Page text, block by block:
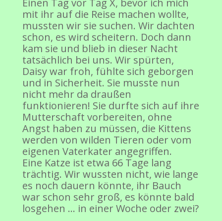
mit ihr auf die Reise machen wollte,
mussten wir sie suchen. Wir dachten
schon, es wird scheitern. Doch dann
kam sie und blieb in dieser Nacht
tatsächlich bei uns. Wir spürten,
Daisy war froh, fühlte sich geborgen
und in Sicherheit. Sie musste nun
nicht mehr da draußen
funktionieren! Sie durfte sich auf ihre
Mutterschaft vorbereiten, ohne
Angst haben zu müssen, die Kittens
werden von wilden Tieren oder vom
eigenen Vaterkater angegriffen.
Eine Katze ist etwa 66 Tage lang
trächtig. Wir wussten nicht, wie lange
es noch dauern könnte, ihr Bauch
war schon sehr groß, es könnte bald
losgehen … in einer Woche oder zwei?